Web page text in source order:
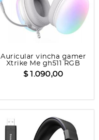
Auricular vincha gamer
Xtrike Me gh511 RGB
traslucido
$ 1.090,00